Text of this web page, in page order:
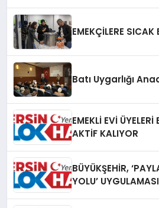
EMEKÇİLERE
Batı Uygarlığı
EMEKLİ EVİ ÜYELERİ
AKTİF KALIYOR
BÜYÜKŞEHİR,
YOLU’